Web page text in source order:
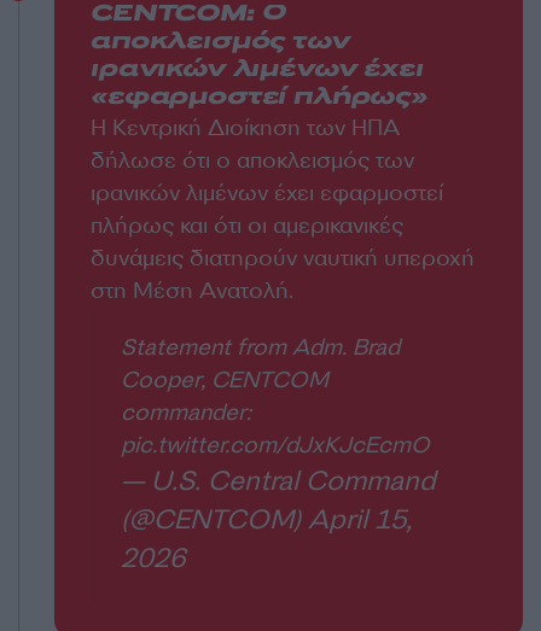
CENTCOM: Ο
αποκλεισμός των
ιρανικών λιμένων έχει
«εφαρμοστεί πλήρως»
Η Κεντρική Διοίκηση των ΗΠΑ
δήλωσε ότι ο αποκλεισμός των
ιρανικών λιμένων έχει εφαρμοστεί
πλήρως και ότι οι αμερικανικές
δυνάμεις διατηρούν ναυτική υπεροχή
στη Μέση Ανατολή.
Statement from Adm. Brad
Cooper, CENTCOM
commander:
pic.twitter.com/dJxKJcEcmO
— U.S. Central Command
(@CENTCOM)April 15,
2026